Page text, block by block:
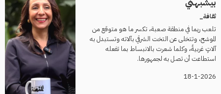
ثقافة_
تلعب ريما في منطقة صعبة، تكسر ما هو متوقع من
الموشح، وتتخلى عن التخت الشرقي بآلاته وتستبدل به
آلاتٍ غربيةً، وكلما شعرت بالانبساط بما تفعله
استطاعت أن تصل به لجمهورها.
18-1-2026